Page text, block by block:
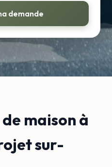
demande
maison à
sur-